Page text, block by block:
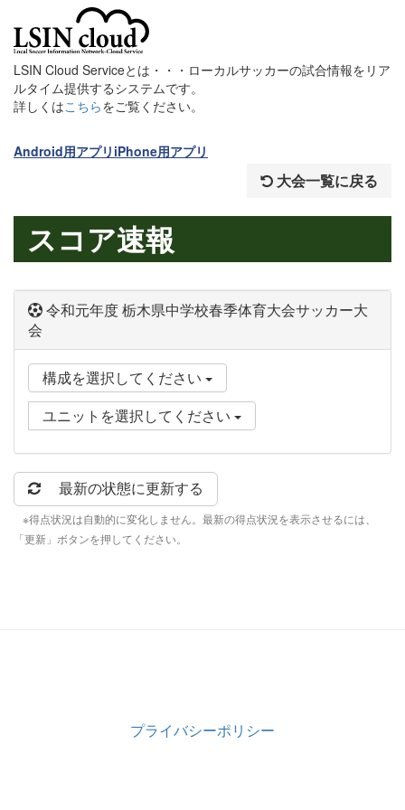
LSIN Cloud Serviceとは・・・ローカルサッカーの試合情報をリア
ルタイム提供するシステムです。
詳しくはこちらをご覧ください。
Android用アプリ iPhone用アプリ
大会一覧に戻る
スコア速報
令和元年度 栃木県中学校春季体育大会サッカー大
会
構成を選択してください
ユニットを選択してください
最新の状態に更新する
※得点状況は自動的に変化しません。最新の得点状況を表示させるには、
「更新」ボタンを押してください。
プライバシーポリシー